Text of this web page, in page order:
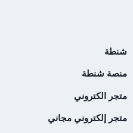
شنطة
منصة شنطة
متجر الكتروني
متجر إلكتروني مجاني